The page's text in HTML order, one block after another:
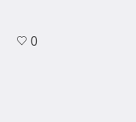
0